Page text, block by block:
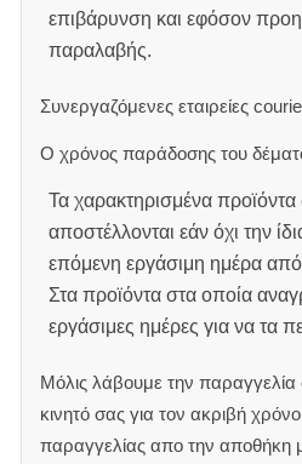
επιβάρυνση και εφόσον
παραλαβής.
Συνεργαζόμενες εταιρείες
Ο χρόνος παράδοσης του
Τα χαρακτηρισμένα
αποστέλλονται εάν όχι την
επόμενη εργάσιμη ημέρα
Στα προϊόντα στα οποία
εργάσιμες ημέρες για να τα
Μόλις λάβουμε την
κινητό σας για τον ακριβή
παραγγελίας απο την αποθήκη